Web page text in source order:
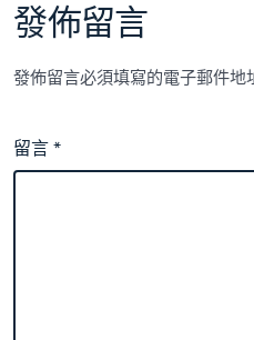
發佈留言
發佈留言必須填寫的電子郵件地
留言*